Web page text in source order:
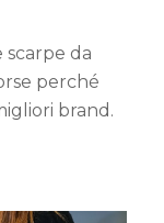
da
perché
brand.